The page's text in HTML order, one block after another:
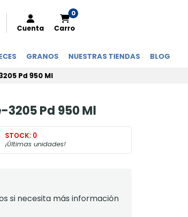
Cuenta
0
Carro
GRANOS NUESTRAS TIENDAS BLOG
Pd 950 Ml
Pd 950 Ml
STOCK: 0
¡Últimas unidades!
si necesita más información